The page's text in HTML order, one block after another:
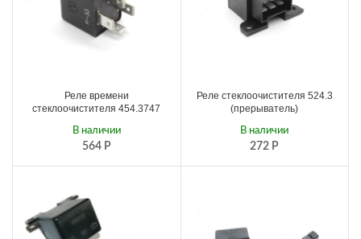
Реле времени
стеклоочистителя 454.3747
564 Р
В наличии
Реле стеклоочистителя 524.3
(прерыватель)
272 Р
В наличии